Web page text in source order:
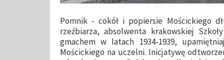
Pomnik - cokół i popiersie Mościckiego
rzeźbiarza, absolwenta krakowskiej
gmachem w latach 1934-1939,
Mościckiego na uczelni. Inicjatywę